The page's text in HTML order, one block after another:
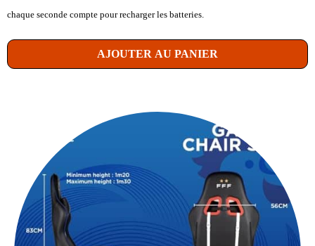
chaque seconde compte pour recharger les batteries.
AJOUTER AU PANIER